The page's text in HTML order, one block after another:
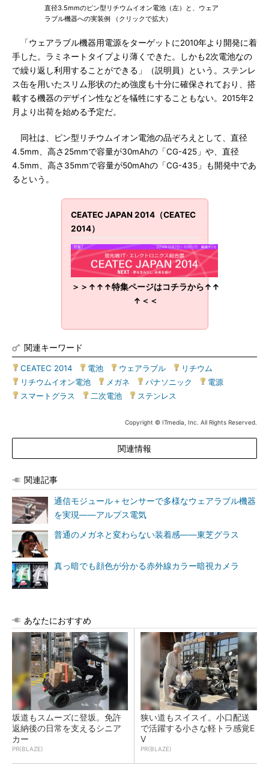
直径3.5mmのピン型リチウムイオン電池（左）と、ウェア
ラブル機器への実装例 （クリックで拡大）
「ウェアラブル機器用電源をターゲットに2010年より開発に着
手した。ラミネートタイプより薄くできた。しかも2次電池なの
で繰り返し利用することができる」（説明員）という。ステンレ
ス缶を用いたスリム形状のため強度も十分に確保されており、搭
載する機器のデザイン性などを犠牲にすることもない。2015年2
月より出荷を始める予定だ。
同社は、ピン型リチウムイオン電池の品ぞろえとして、直径
4.5mm、高さ25mmで容量が30mAhの「CG-425」や、直径
4.5mm、高さ35mmで容量が50mAhの「CG-435」も開発中であ
るという。
CEATEC JAPAN 2014（CEATEC
2014）
＞＞↑↑↑特集ページはコチラから↑↑
↑＜＜
関連キーワード
CEATEC 2014 電池 ウェアラブル リチウム
リチウムイオン電池
メガネ パナソニック 電源
スマートグラス
二次電池 ステンレス
Copyright © ITmedia, Inc. All Rights Reserved.
関連情報
関連記事
通信モジュール＋センサーで多様なウェアラブル機器
を実現――アルプス電気
普通のメガネと変わらない装着感――東芝グラス
真っ暗でも顔色が分かる赤外線カラー暗視カメラ
あなたにおすすめ
坂道もスムーズに登坂。免許
返納後の日常を支えるシニア
カー
PR(BLAZE)
狭い道もスイスイ。小口配送
で活躍する小さな軽トラ感覚E
V
PR(BLAZE)